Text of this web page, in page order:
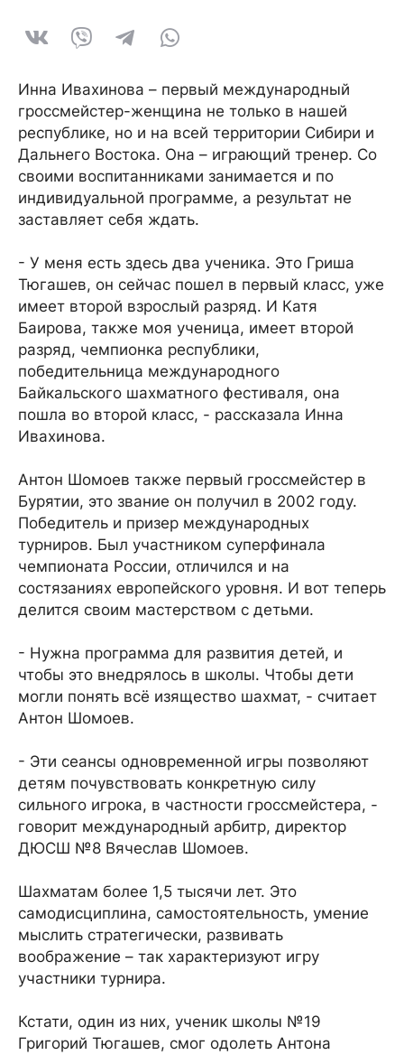
Инна Ивахинова – первый международный
гроссмейстер-женщина не только в нашей
республике, но и на всей территории Сибири и
Дальнего Востока. Она – играющий тренер. Со
своими воспитанниками занимается и по
индивидуальной программе, а результат не
заставляет себя ждать.
- У меня есть здесь два ученика. Это Гриша
Тюгашев, он сейчас пошел в первый класс, уже
имеет второй взрослый разряд. И Катя
Баирова, также моя ученица, имеет второй
разряд, чемпионка республики,
победительница международного
Байкальского шахматного фестиваля, она
пошла во второй класс, - рассказала Инна
Ивахинова.
Антон Шомоев также первый гроссмейстер в
Бурятии, это звание он получил в 2002 году.
Победитель и призер международных
турниров. Был участником суперфинала
чемпионата России, отличился и на
состязаниях европейского уровня. И вот теперь
делится своим мастерством с детьми.
- Нужна программа для развития детей, и
чтобы это внедрялось в школы. Чтобы дети
могли понять всё изящество шахмат, - считает
Антон Шомоев.
- Эти сеансы одновременной игры позволяют
детям почувствовать конкретную силу
сильного игрока, в частности гроссмейстера, -
говорит международный арбитр, директор
ДЮСШ №8 Вячеслав Шомоев.
Шахматам более 1,5 тысячи лет. Это
самодисциплина, самостоятельность, умение
мыслить стратегически, развивать
воображение – так характеризуют игру
участники турнира.
Кстати, один из них, ученик школы №19
Григорий Тюгашев, смог одолеть Антона